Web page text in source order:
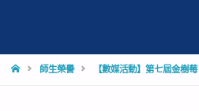
HOME師生榮譽 【數媒活動】第七屆金樹莓